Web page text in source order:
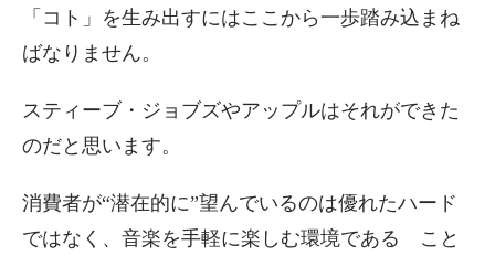
「コト」を生み出すにはここから一歩踏み込まね
ばなりません。
スティーブ・ジョブズやアップルはそれができた
のだと思います。
消費者が“潜在的に”望んでいるのは優れたハード
ではなく、音楽を手軽に楽しむ環境である こと